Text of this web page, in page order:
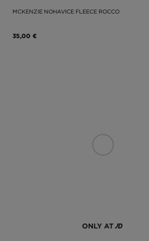
MCKENZIE NOHAVICE FLEECE ROCCO
35,00 €
ONLY AT